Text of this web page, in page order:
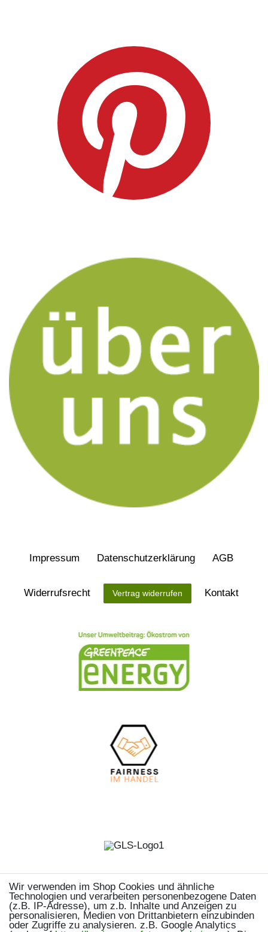
Impressum Daten­schutz­erklärung AGB
Widerrufs­recht Vertrag widerrufen Kontakt
Wir verwenden im Shop Cookies und ähnliche
Technologien und verarbeiten personenbezogene Daten
(z.B. IP-Adresse), um z.b. Inhalte und Anzeigen zu
personalisieren, Medien von Drittanbietern einzubinden
oder Zugriffe zu analysieren. z.B. Google Analytics